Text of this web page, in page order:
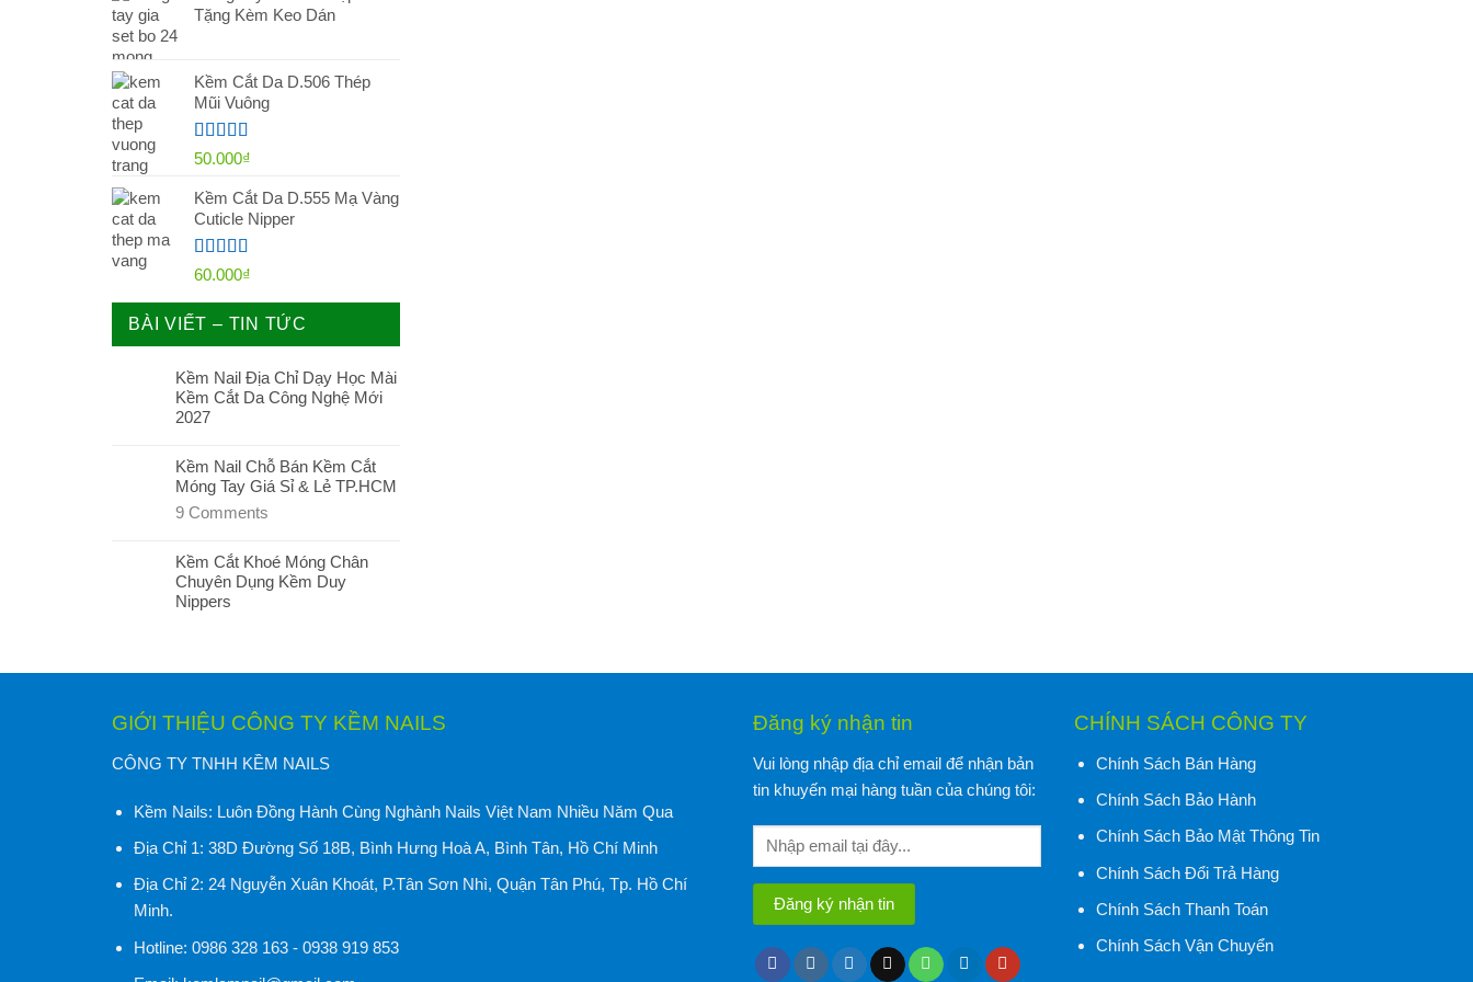
Tặng Kèm Keo Dán
Kềm Cắt Da D.506 Thép
Mũi Vuông
Được xếp
sao
50.000₫
Kềm Cắt Da D.555 Mạ Vàng
Cuticle Nipper
Được xếp
sao
60.000₫
BÀI VIẾT – TIN TỨC
Kềm Nail Địa Chỉ Dạy Học Mài
Kềm Cắt Da Công Nghệ Mới
2027
Kềm Nail Chỗ Bán Kềm Cắt
Móng Tay Giá Sỉ & Lẻ TP.HCM
9 Comments
Kềm Cắt Khoé Móng Chân
Chuyên Dụng Kềm Duy
Nippers
GIỚI THIỆU CÔNG TY KỀM NAILS
CÔNG TY TNHH KỀM NAILS
Kềm Nails: Luôn Đồng Hành Cùng Nghành Nails Việt Nam Nhiều Năm Qua
Địa Chỉ 1: 38D Đường Số 18B, Bình Hưng Hoà A, Bình Tân, Hồ Chí Minh
Địa Chỉ 2:24 Nguyễn Xuân Khoát, P.Tân Sơn Nhì, Quận Tân Phú, Tp. Hồ Chí
Minh.
Hotline:0986 328 163 - 0938 919 853
Đăng ký nhận tin
Vui lòng nhập địa chỉ email để nhận bản
tin khuyến mại hàng tuần của chúng tôi:
CHÍNH SÁCH CÔNG TY
Chính Sách Bán Hàng
Chính Sách Bảo Hành
Chính Sách Bảo Mật Thông Tin
Chính Sách Đổi Trả Hàng
Chính Sách Thanh Toán
Chính Sách Vận Chuyển